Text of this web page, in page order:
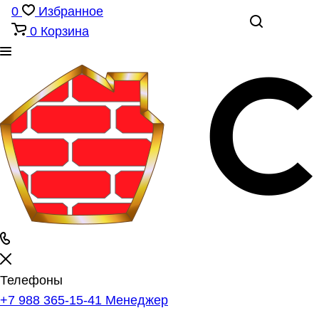
0
Избранное
0 Корзина
Телефоны
+7 988 365-15-41 Менеджер